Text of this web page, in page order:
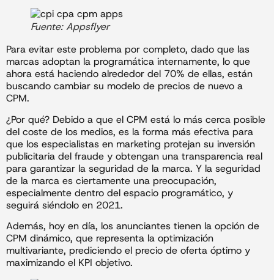
Fuente: Appsflyer
Para evitar este problema por completo, dado que las
marcas adoptan la programática internamente, lo que
ahora está haciendo alrededor del 70% de ellas, están
buscando cambiar su modelo de precios de nuevo a
CPM.
¿Por qué? Debido a que el CPM está lo más cerca posible
del coste de los medios, es la forma más efectiva para
que los especialistas en marketing protejan su inversión
publicitaria del fraude y obtengan una transparencia real
para garantizar la seguridad de la marca. Y la seguridad
de la marca es ciertamente una preocupación,
especialmente dentro del espacio programático, y
seguirá siéndolo en 2021.
Además, hoy en día, los anunciantes tienen la opción de
CPM dinámico, que representa la optimización
multivariante, prediciendo el precio de oferta óptimo y
maximizando el KPI objetivo.